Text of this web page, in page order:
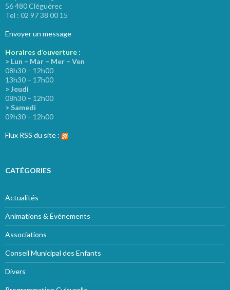
56 480 Cléguérec
Tel : 02 97 38 00 15
Envoyer un message
Horaires d’ouverture :
> Lun – Mar – Mer – Ven
08h30 – 12h00
13h30 – 17h00
> Jeudi
08h30 – 12h00
> Samedi
09h30 – 12h00
Flux RSS du site :
CATÉGORIES
Actualités
Animations & Événements
Associations
Conseil Municipal des Enfants
Divers